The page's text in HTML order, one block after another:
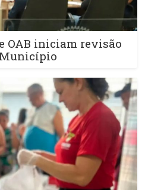
OAB iniciam revisão